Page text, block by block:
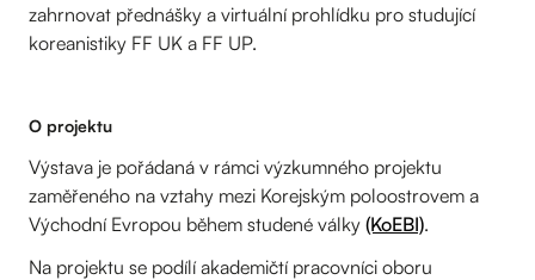
zahrnovat přednášky a virtuální prohlídku pro studující
koreanistiky FF UK a FF UP.
O projektu
Výstava je pořádaná v rámci výzkumného projektu
zaměřeného na vztahy mezi Korejským poloostrovem a
Východní Evropou během studené války (KoEBI).
Na projektu se podílí akademičtí pracovníci oboru